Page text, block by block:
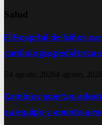
Salud
El Hospital de Niños
cardiología pediátrica
4 agosto, 20264 agosto, 2026
Cambios puertas
su equipo y apunta a